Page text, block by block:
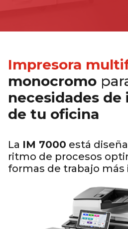
Impresora
monocromo
necesidades de
de tu oficina
La IM 7000 está
ritmo de procesos
formas de trabajo